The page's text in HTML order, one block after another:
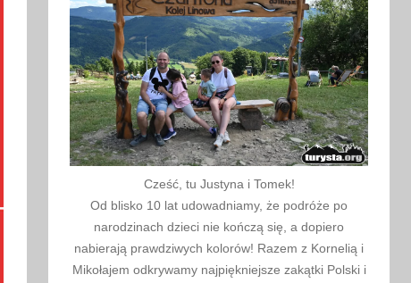
Cześć, tu Justyna i Tomek!
Od blisko 10 lat udowadniamy, że podróże po
narodzinach dzieci nie kończą się, a dopiero
nabierają prawdziwych kolorów! Razem z Kornelią i
Mikołajem odkrywamy najpiękniejsze zakątki Polski i